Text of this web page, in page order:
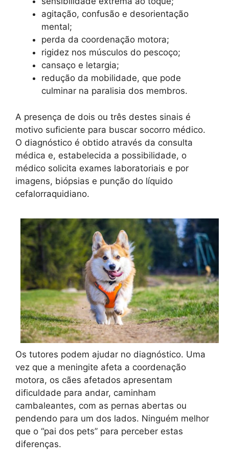
agitação, confusão e desorientação
mental;
perda da coordenação motora;
rigidez nos músculos do pescoço;
cansaço e letargia;
redução da mobilidade, que pode
culminar na paralisia dos membros.
A presença de dois ou três destes sinais é
motivo suficiente para buscar socorro médico.
O diagnóstico é obtido através da consulta
médica e, estabelecida a possibilidade, o
médico solicita exames laboratoriais e por
imagens, biópsias e punção do líquido
cefalorraquidiano.
Os tutores podem ajudar no diagnóstico. Uma
vez que a meningite afeta a coordenação
motora, os cães afetados apresentam
dificuldade para andar, caminham
cambaleantes, com as pernas abertas ou
pendendo para um dos lados. Ninguém melhor
que o “pai dos pets” para perceber estas
diferenças.